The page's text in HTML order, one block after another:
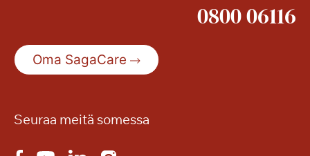
0800 06116
Oma SagaCare
Seuraa meitä somessa